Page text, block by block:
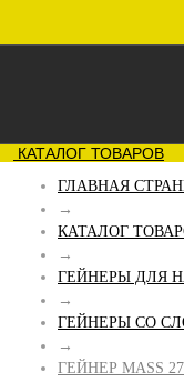
КАТАЛОГ ТОВАРОВ
ГЛАВНАЯ
→
КАТАЛОГ
→
ГЕЙНЕРЫ ДЛЯ
→
ГЕЙНЕРЫ СО
→
ГЕЙНЕР MASS